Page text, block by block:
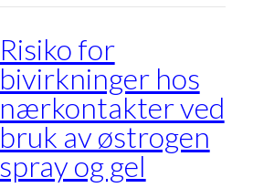
Risiko for
bivirkninger hos
nærkontakter ved
bruk av østrogen
spray og gel